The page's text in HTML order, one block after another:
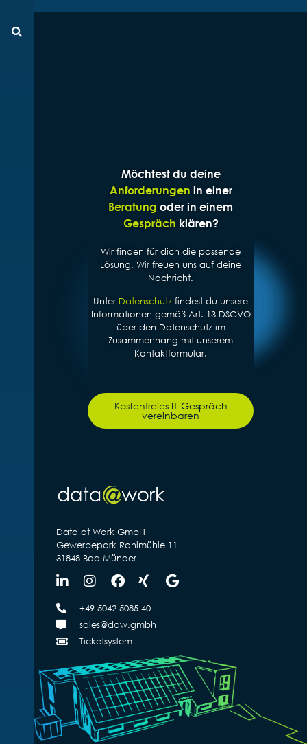
Möchtest du deine
Anforderungen in einer
Beratung oder in einem
Gespräch klären?
Wir finden für dich die passende
Lösung. Wir freuen uns auf deine
Nachricht.
Unter Datenschutz findest du unsere
Informationen gemäß Art. 13 DSGVO
über den Datenschutz im
Zusammenhang mit unserem
Kontaktformular.
Kostenfreies IT-Gespräch
vereinbaren
Data at Work GmbH
Gewerbepark Rahlmühle 11
31848 Bad Münder
+49 5042 5085 40
sales@daw.gmbh
Ticketsystem